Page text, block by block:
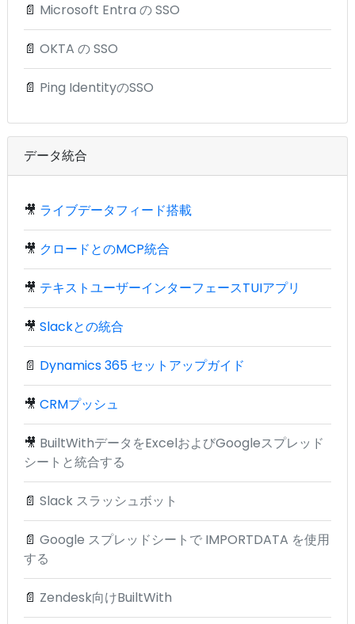
📄 Microsoft Entra の SSO
📄 OKTA の SSO
📄 Ping IdentityのSSO
データ統合
🎥 ライブデータフィード搭載
🎥 クロードとのMCP統合
🎥 テキストユーザーインターフェースTUIアプリ
🎥 Slackとの統合
📄 Dynamics 365 セットアップガイド
🎥 CRMプッシュ
🎥 BuiltWithデータをExcelおよびGoogleスプレッド
シートと統合する
📄 Slack スラッシュボット
📄 Google スプレッドシートで IMPORTDATA を使用
する
📄 Zendesk向けBuiltWith